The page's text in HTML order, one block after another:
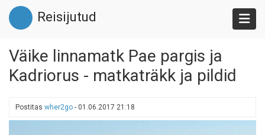
Liigu
edasi
põhisisu
Reisijutud
Väike linnamatk Pae pargis ja
Kadriorus - matkaträkk ja pildid
Postitas wher2go - 01.06.2017 21:18